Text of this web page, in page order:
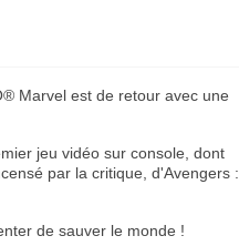
Marvel est de retour avec une
jeu vidéo sur console, dont
par la critique, d'Avengers :
de sauver le monde !